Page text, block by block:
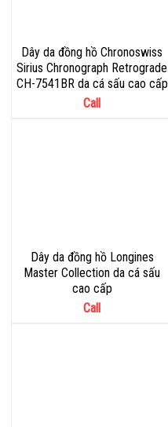
Dây da đồng hồ Chronoswiss
Sirius Chronograph Retrograde
CH-7541BR da cá sấu cao cấp
Call
Dây da đồng hồ Longines
Master Collection da cá sấu
cao cấp
Call